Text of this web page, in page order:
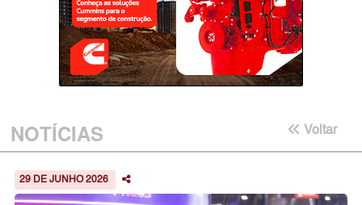
NOTÍCIAS Voltar
29 DE JUNHO 2026